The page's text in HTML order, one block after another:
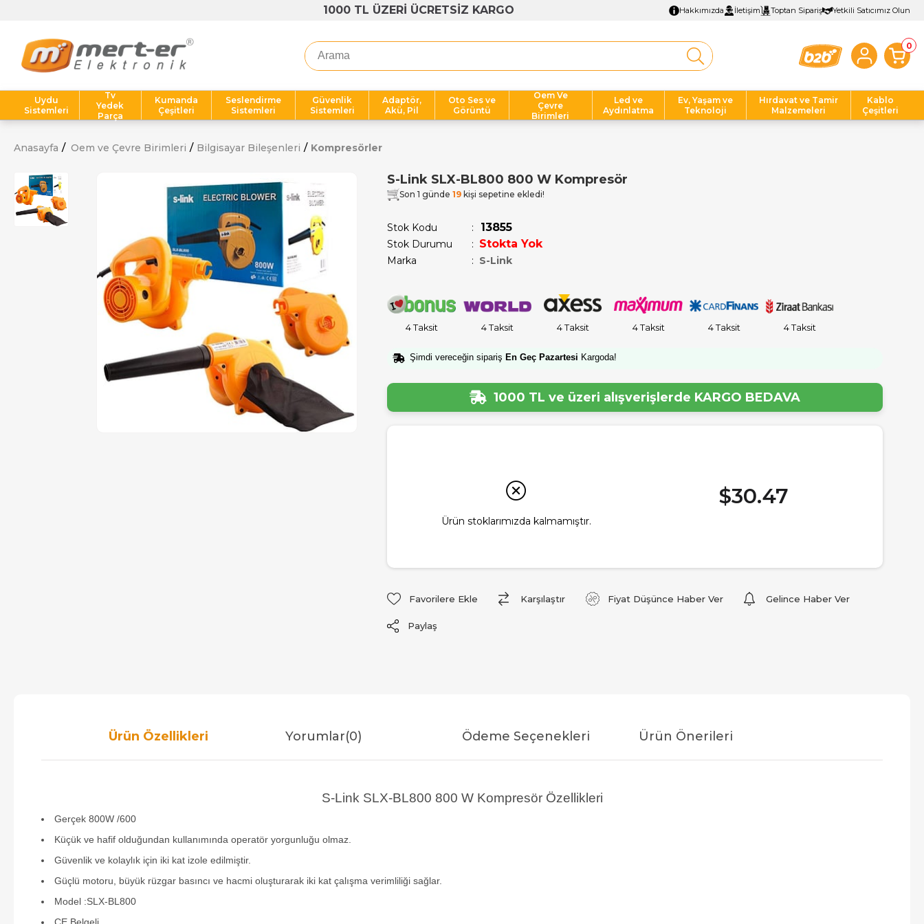
1000 TL ÜZERİ ÜCRETSİZ KARGO Hakkımızda İletişim Toptan Sipariş Yetkili Satıcımız Olun
0
Uydu
Sistemleri
Tv
Yedek
Parça
Kumanda
Çeşitleri
Seslendirme
Sistemleri
Güvenlik
Sistemleri
Adaptör,
Akü, Pil
Oto Ses ve
Görüntü
Oem Ve
Çevre
Birimleri
Led ve
Aydınlatma
Ev, Yaşam ve
Teknoloji
Hırdavat ve Tamir
Malzemeleri
Kablo
Çeşitleri
Anasayfa Oem ve Çevre Birimleri Bilgisayar Bileşenleri Kompresörler
S-Link SLX-BL800 800 W Kompresör
Son 1 günde 19 kişi sepetine ekledi!
Stok Kodu 13855
Stok Durumu : Stokta Yok
Marka : S-Link
4 Taksit 4 Taksit 4 Taksit 4 Taksit 4 Taksit 4 Taksit
Şimdi vereceğin sipariş En Geç Pazartesi Kargoda!
1000 TL ve üzeri alışverişlerde KARGO BEDAVA
Ürün stoklarımızda kalmamıştır.
$30.47
Favorilere Ekle Karşılaştır Fiyat Düşünce Haber Ver Gelince Haber Ver
Paylaş
Ürün Özellikleri Yorumlar(0) Ödeme Seçenekleri Ürün Önerileri
S-Link SLX-BL800 800 W Kompresör Özellikleri
Gerçek 800W /600
Küçük ve hafif olduğundan kullanımında operatör yorgunluğu olmaz.
Güvenlik ve kolaylık için iki kat izole edilmiştir.
Güçlü motoru, büyük rüzgar basıncı ve hacmi oluşturarak iki kat çalışma verimliliği sağlar.
Model :SLX-BL800